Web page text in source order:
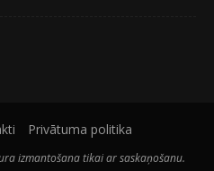
Privātuma politika
izmantošana tikai ar saskaņošanu.